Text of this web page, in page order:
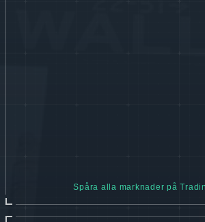
Spåra alla marknader på